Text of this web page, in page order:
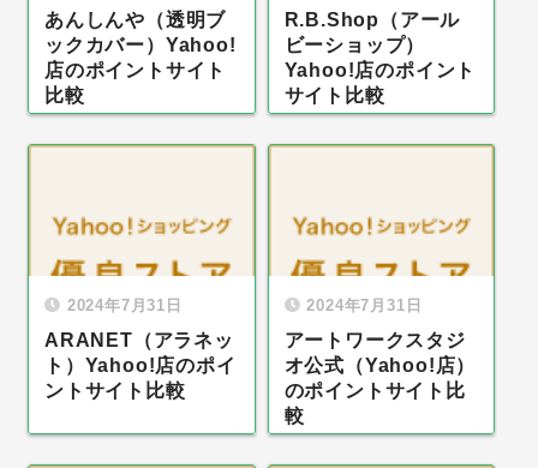
あんしんや（透明ブ
ックカバー）Yahoo!
店のポイントサイト
比較
R.B.Shop（アール
ビーショップ）
Yahoo!店のポイント
サイト比較
2024年7月31日
ARANET（アラネッ
ト）Yahoo!店のポイ
ントサイト比較
2024年7月31日
アートワークスタジ
オ公式（Yahoo!店）
のポイントサイト比
較